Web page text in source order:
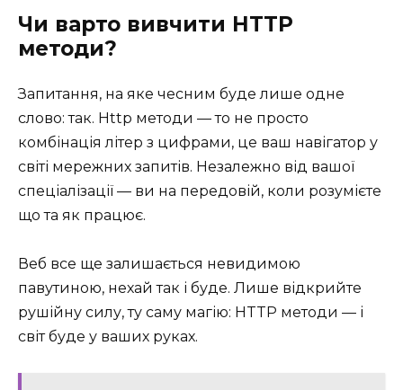
Чи варто вивчити HTTP
методи?
Запитання, на яке чесним буде лише одне
слово: так. Http методи — то не просто
комбінація літер з цифрами, це ваш навігатор у
світі мережних запитів. Незалежно від вашої
спеціалізації — ви на передовій, коли розумієте
що та як працює.
Веб все ще залишається невидимою
павутиною, нехай так і буде. Лише відкрийте
рушійну силу, ту саму магію: HTTP методи — і
світ буде у ваших руках.